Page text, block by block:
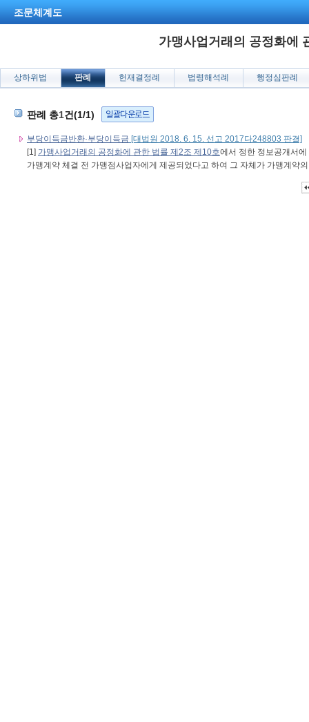
조문체계도
가맹사업거래의 공정화에
상하위법 판례 헌재결정례 법령해석례 행정심판례
판례 총1건(1/1) 일괄다운로드
부당이득금반환·부당이득금 [대법원 2018. 6. 15. 선고 2017다248803 판결]
[1] 가맹사업거래의 공정화에 관한 법률 제2조 제10호에서 정한 정보공개서
가맹계약 체결 전 가맹점사업자에게 제공되었다고 하여 그 자체가 가맹계약